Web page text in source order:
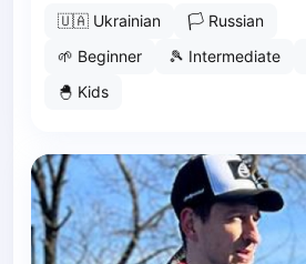
Cities
Budapest
Riga
Arlamow
Bialystok
🇺🇦 Ukrainian 🏳 Russian
🌱 Beginner 🎾 Intermediate
🐣 Kids